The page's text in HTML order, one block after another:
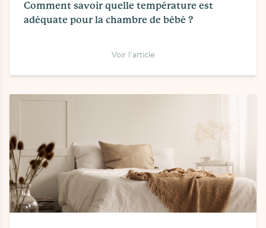
Comment savoir quelle température est
adéquate pour la chambre de bébé ?
Voir l'article